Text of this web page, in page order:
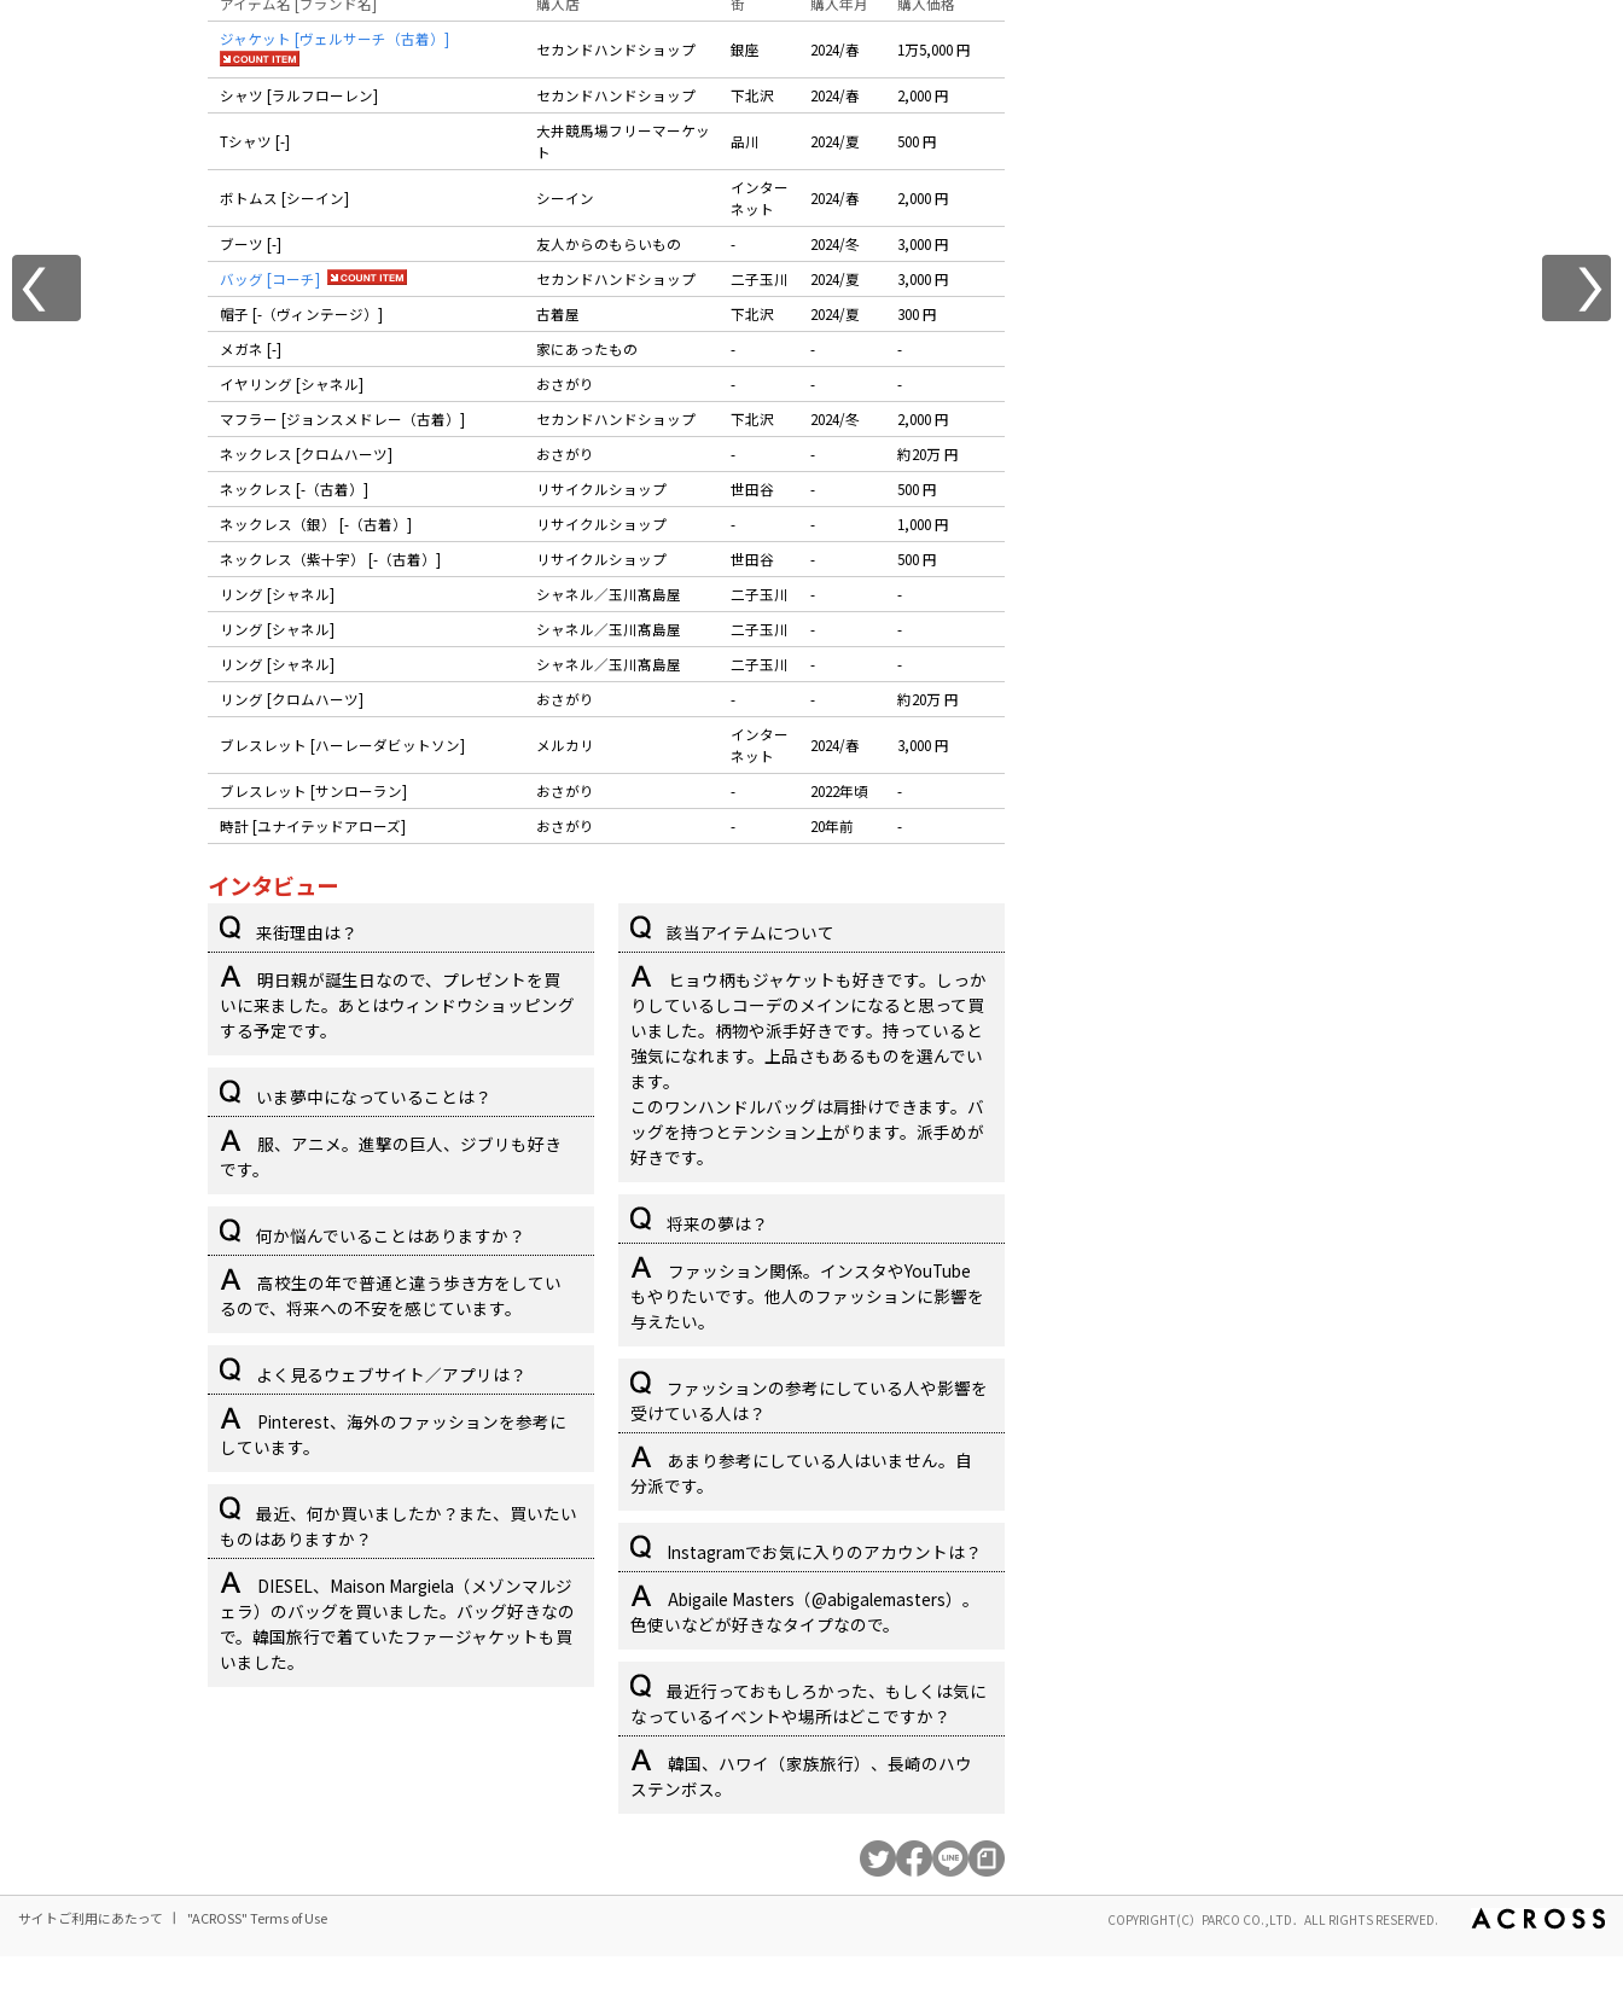
ジャケット [ヴェルサーチ（古着）]
セカンドハンドショップ 銀座 2024/春 1万5,000 円
シャツ [ラルフローレン] セカンドハンドショップ 下北沢 2024/春 2,000 円
Tシャツ [-]
大井競馬場フリーマーケッ
ト
品川 2024/夏 500 円
ボトムス [シーイン] シーイン
インター
ネット
2024/春 2,000 円
ブーツ [-] 友人からのもらいもの - 2024/冬
3,000 円
バッグ [コーチ]
セカンドハンドショップ 二子玉川 2024/夏
3,000 円
帽子 [-（ヴィンテージ）]
古着屋 下北沢 2024/夏
300 円
メガネ [-]
家にあったもの - -
-
イヤリング [シャネル]
おさがり - -
-
マフラー [ジョンスメドレー（古着）]
セカンドハンドショップ 下北沢 2024/冬
2,000 円
ネックレス [クロムハーツ]
おさがり - -
約20万 円
ネックレス [-（古着）]
リサイクルショップ 世田谷 -
500 円
ネックレス（銀） [-（古着）]
リサイクルショップ - -
1,000 円
ネックレス（紫十字） [-（古着）]
リサイクルショップ 世田谷 -
500 円
リング [シャネル]
シャネル／玉川髙島屋 二子玉川 -
-
リング [シャネル]
シャネル／玉川髙島屋 二子玉川 -
-
リング [シャネル]
シャネル／玉川髙島屋 二子玉川 -
-
リング [クロムハーツ]
おさがり - - 約20万 円
ブレスレット [ハーレーダビットソン] メルカリ
インター
ネット
2024/春 3,000 円
ブレスレット [サンローラン] おさがり - 2022年頃
-
時計 [ユナイテッドアローズ]
おさがり - 20年前 -
インタビュー
来街理由は？
明日親が誕生日なので、プレゼントを買
いに来ました。あとはウィンドウショッピング
する予定です。
いま夢中になっていることは？
服、アニメ。進撃の巨人、ジブリも好き
です。
何か悩んでいることはありますか？
高校生の年で普通と違う歩き方をしてい
るので、将来への不安を感じています。
よく見るウェブサイト／アプリは？
Pinterest、海外のファッションを参考に
しています。
最近、何か買いましたか？また、買いたい
ものはありますか？
DIESEL、Maison Margiela（メゾンマルジ
ェラ）のバッグを買いました。バッグ好きなの
で。韓国旅行で着ていたファージャケットも買
いました。
該当アイテムについて
ヒョウ柄もジャケットも好きです。しっか
りしているしコーデのメインになると思って買
いました。柄物や派手好きです。持っていると
強気になれます。上品さもあるものを選んでい
ます。
このワンハンドルバッグは肩掛けできます。バ
ッグを持つとテンション上がります。派手めが
好きです。
将来の夢は？
ファッション関係。インスタやYouTube
もやりたいです。他人のファッションに影響を
与えたい。
ファッションの参考にしている人や影響を
受けている人は？
あまり参考にしている人はいません。自
分派です。
Instagramでお気に入りのアカウントは？
Abigaile Masters（@abigalemasters）。
色使いなどが好きなタイプなので。
最近行っておもしろかった、もしくは気に
なっているイベントや場所はどこですか？
韓国、ハワイ（家族旅行）、長崎のハウ
ステンボス。
サイトご利用にあたって "ACROSS" Terms of Use COPYRIGHT(C）PARCO CO.,LTD．ALL RIGHTS RESERVED.